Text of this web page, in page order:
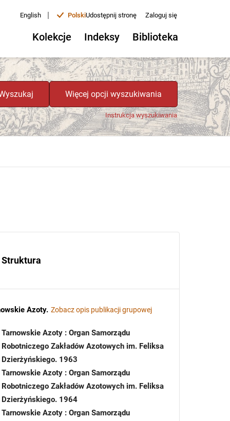
English | PolskiUdostępnij stronę Zaloguj się
Kolekcje Indeksy Biblioteka
Więcej opcji wyszukiwania
Instrukcja wyszukiwania
Struktura
Azoty. Zobacz opis publikacji grupowej
Tarnowskie Azoty : Organ Samorządu
Robotniczego Zakładów Azotowych im. Feliksa
Dzierżyńskiego. 1963
Tarnowskie Azoty : Organ Samorządu
Robotniczego Zakładów Azotowych im. Feliksa
Dzierżyńskiego. 1964
Tarnowskie Azoty : Organ Samorządu